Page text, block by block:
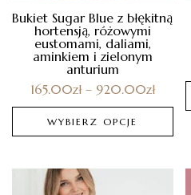
Bukiet Sugar Blue z błękitną
hortensją, różowymi
eustomami, daliami,
aminkiem i zielonym
anturium
165.00zł– 920.00zł
WYBIERZ OPCJE